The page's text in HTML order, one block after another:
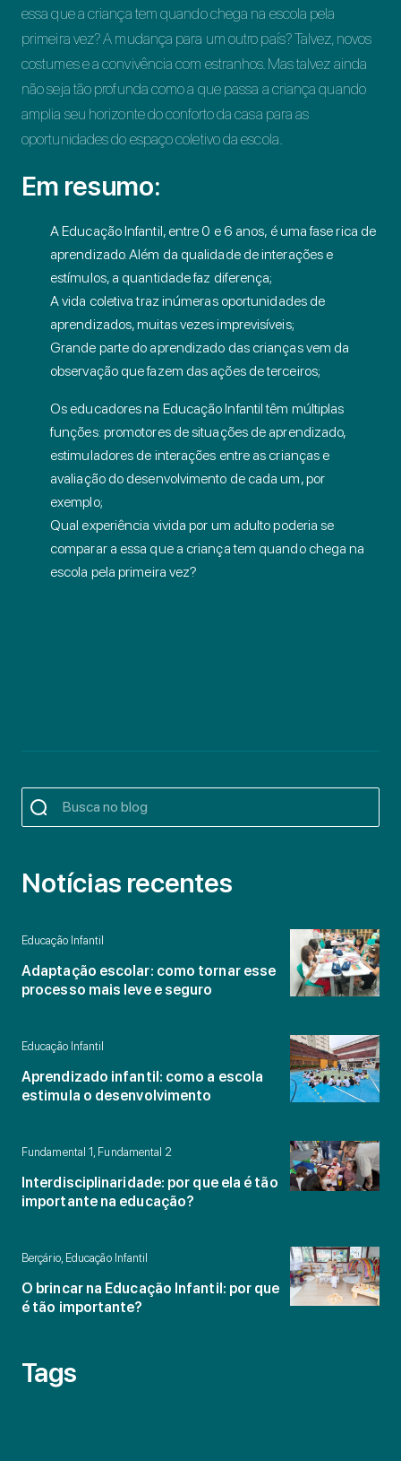
essa que a criança tem quando chega na escola pela
primeira vez? A mudança para um outro país? Talvez, novos
costumes e a convivência com estranhos. Mas talvez ainda
não seja tão profunda como a que passa a criança quando
amplia seu horizonte do conforto da casa para as
oportunidades do espaço coletivo da escola.
Em resumo:
A Educação Infantil, entre 0 e 6 anos, é uma fase rica de
aprendizado. Além da qualidade de interações e
estímulos, a quantidade faz diferença;
A vida coletiva traz inúmeras oportunidades de
aprendizados, muitas vezes imprevisíveis;
Grande parte do aprendizado das crianças vem da
observação que fazem das ações de terceiros;
Os educadores na Educação Infantil têm múltiplas
funções: promotores de situações de aprendizado,
estimuladores de interações entre as crianças e
avaliação do desenvolvimento de cada um, por
exemplo;
Qual experiência vivida por um adulto poderia se
comparar a essa que a criança tem quando chega na
escola pela primeira vez?
Notícias recentes
Educação Infantil
Adaptação escolar: como tornar esse
processo mais leve e seguro
Educação Infantil
Aprendizado infantil: como a escola
estimula o desenvolvimento
Fundamental 1, Fundamental 2
Interdisciplinaridade: por que ela é tão
importante na educação?
Berçário, Educação Infantil
O brincar na Educação Infantil: por que
é tão importante?
Tags